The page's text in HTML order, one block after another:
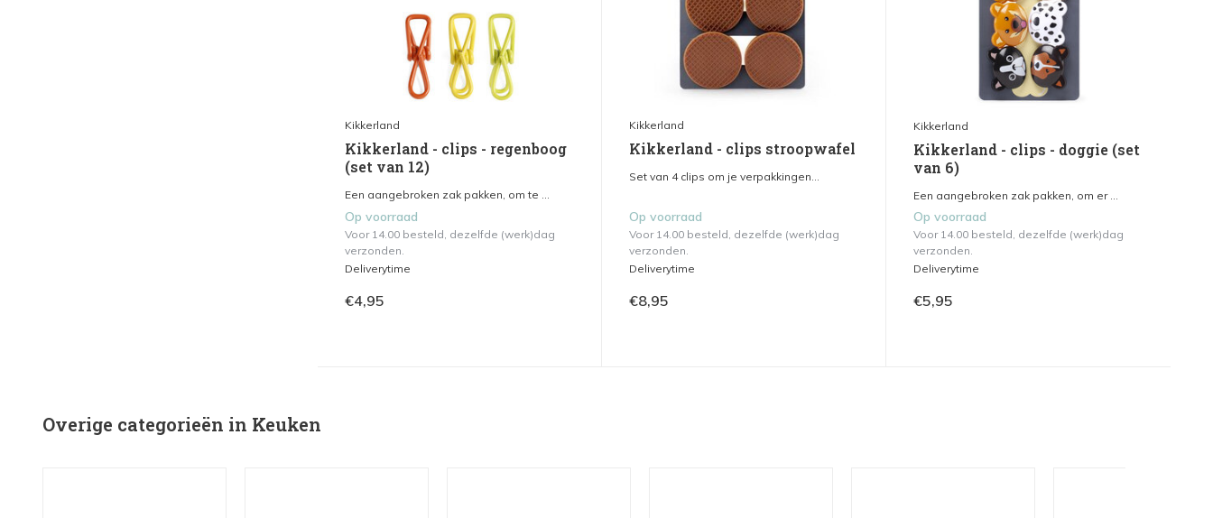
Kikkerland
Kikkerland - clips - regenboog
(set van 12)
Een aangebroken zak pakken, om te ...
Op voorraad
Voor 14.00 besteld, dezelfde (werk)dag
verzonden.
Deliverytime
€4,95
Kikkerland
Kikkerland - clips stroopwafel
Set van 4 clips om je verpakkingen...
Op voorraad
Voor 14.00 besteld, dezelfde (werk)dag
verzonden.
Deliverytime
€8,95
Kikkerland
Kikkerland - clips - doggie (set
van 6)
Een aangebroken zak pakken, om er ...
Op voorraad
Voor 14.00 besteld, dezelfde (werk)dag
verzonden.
Deliverytime
€5,95
Overige categorieën in Keuken